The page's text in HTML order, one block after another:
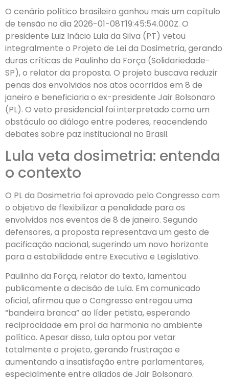
O cenário político brasileiro ganhou mais um capítulo
de tensão no dia 2026-01-08T19:45:54.000Z. O
presidente Luiz Inácio Lula da Silva (PT) vetou
integralmente o Projeto de Lei da Dosimetria, gerando
duras críticas de Paulinho da Força (Solidariedade-
SP), o relator da proposta. O projeto buscava reduzir
penas dos envolvidos nos atos ocorridos em 8 de
janeiro e beneficiaria o ex-presidente Jair Bolsonaro
(PL). O veto presidencial foi interpretado como um
obstáculo ao diálogo entre poderes, reacendendo
debates sobre paz institucional no Brasil.
Lula veta dosimetria: entenda
o contexto
O PL da Dosimetria foi aprovado pelo Congresso com
o objetivo de flexibilizar a penalidade para os
envolvidos nos eventos de 8 de janeiro. Segundo
defensores, a proposta representava um gesto de
pacificação nacional, sugerindo um novo horizonte
para a estabilidade entre Executivo e Legislativo.
Paulinho da Força, relator do texto, lamentou
publicamente a decisão de Lula. Em comunicado
oficial, afirmou que o Congresso entregou uma
“bandeira branca” ao líder petista, esperando
reciprocidade em prol da harmonia no ambiente
político. Apesar disso, Lula optou por vetar
totalmente o projeto, gerando frustração e
aumentando a insatisfação entre parlamentares,
especialmente entre aliados de Jair Bolsonaro.